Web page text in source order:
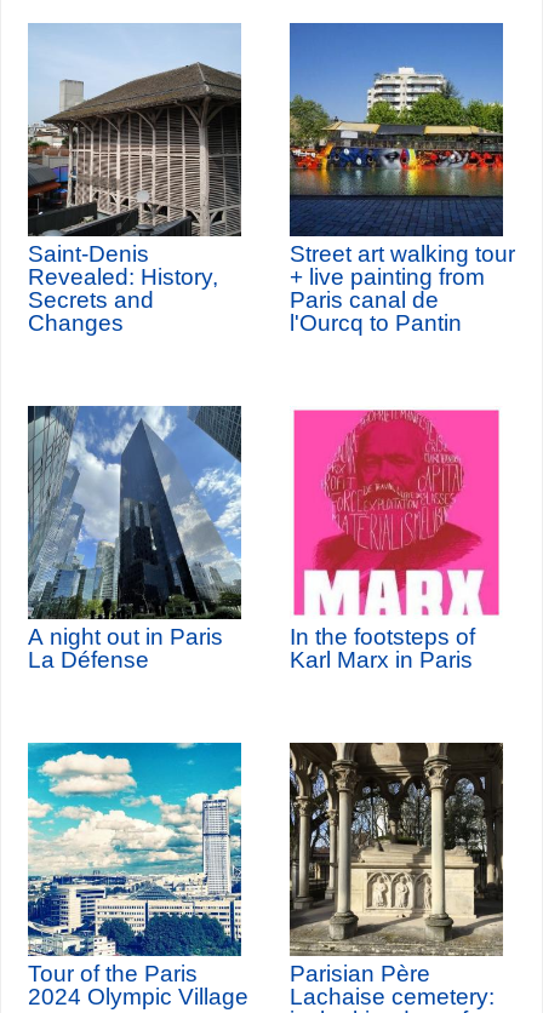
Saint-Denis
Revealed: History,
Secrets and
Changes
Street art walking tour
+ live painting from
Paris canal de
l'Ourcq to Pantin
A night out in Paris
La Défense
In the footsteps of
Karl Marx in Paris
Tour of the Paris
2024 Olympic Village
Parisian Père
Lachaise cemetery: